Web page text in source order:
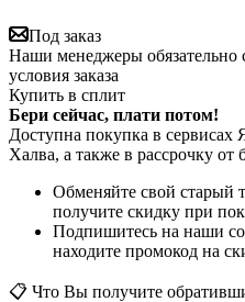
Под заказ
Наши менеджеры обязательно
условия заказа
Купить в сплит
Бери сейчас, плати потом!
Доступна покупка в
Халва, а также в рассрочку от
Обменяйте свой старый
получите скидку при
Подпишитесь на наши
находите промокод на
📋 Что Вы получите